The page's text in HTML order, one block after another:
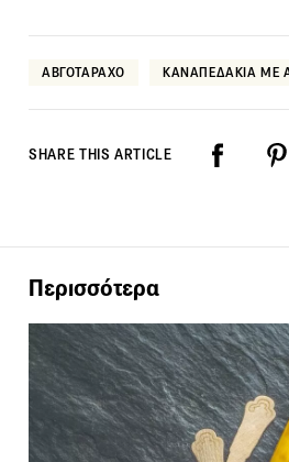
ΑΒΓΟΤΑΡΑΧΟ ΚΑΝΑΠΕΔΑΚΙΑ ΜΕ
SHARE THIS ARTICLE
Περισσότερα